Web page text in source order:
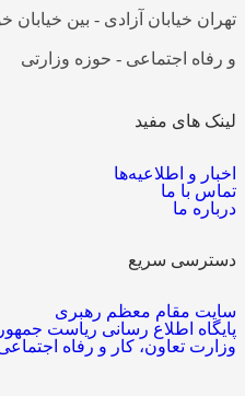
تهران خیابان آزادی - بین
و رفاه اجتماعی - حوزه وزارتی
لینک های مفید
اخبار و اطلاعیه‌ها
تماس با ما
درباره ما
دسترسی سریع
سایت مقام معظم رهبری
پایگاه اطلاع رسانی ریاست
وزارت تعاون، کار و رفاه